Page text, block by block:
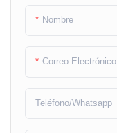
Nombre
Correo Electrónico
Teléfono/whatsapp